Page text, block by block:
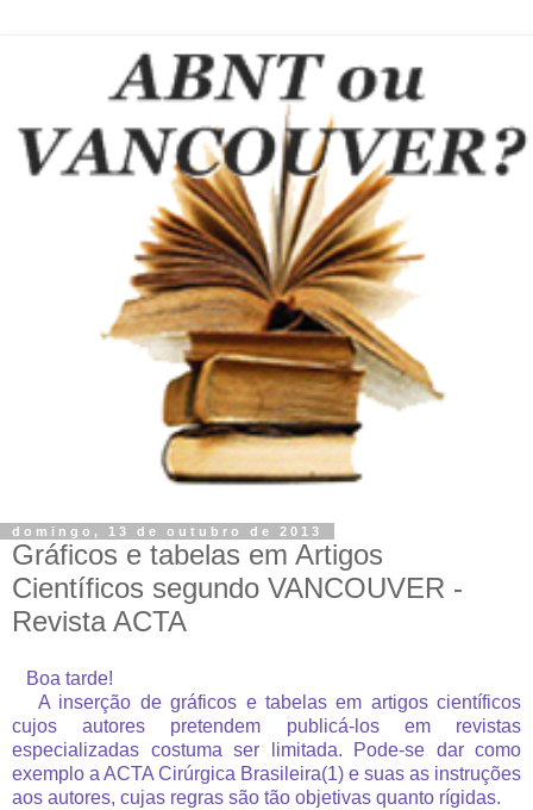
domingo, 13 de outubro de 2013
Gráficos e tabelas em Artigos
Científicos segundo VANCOUVER -
Revista ACTA
Boa tarde!
A inserção de gráficos e tabelas em artigos científicos
cujos autores pretendem publicá-los em revistas
especializadas costuma ser limitada. Pode-se dar como
exemplo a ACTA Cirúrgica Brasileira(1) e suas as instruções
aos autores, cujas regras são tão objetivas quanto rígidas.